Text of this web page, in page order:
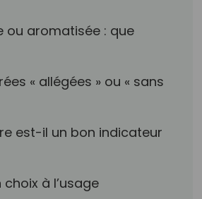
ou aromatisée : que
« allégées » ou « sans
est-il un bon indicateur
à l’usage